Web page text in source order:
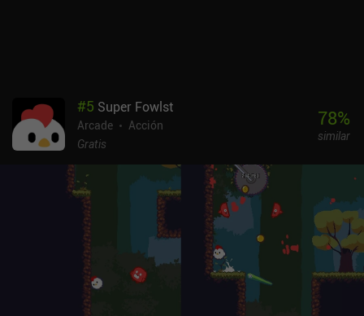
#5 Super Fowlst
Arcade
Acción
Gratis
78%
similar